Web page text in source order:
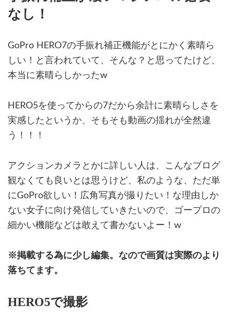
なし！
GoPro HERO7の手振れ補正機能がとにかく素晴ら
しい！と言われていて、そんな？と思ってたけど、
本当に素晴らしかったw
HERO5を使ってからの7だから余計に素晴らしさを
実感したというか、そもそも動画の揺れが全然違
う！！！
アクションカメラとかに詳しい人は、こんなブログ
観なくても良いとは思うけど、私のような、ただ単
にGoPro欲しい！広角写真が撮りたい！な理由しか
ない女子に向け発信していきたいので、ゴープロの
細かい機能などは敢えて書かないよー！w
※掲載する為に少し編集。なので画質は実際のより
落ちてます。
HERO5で撮影